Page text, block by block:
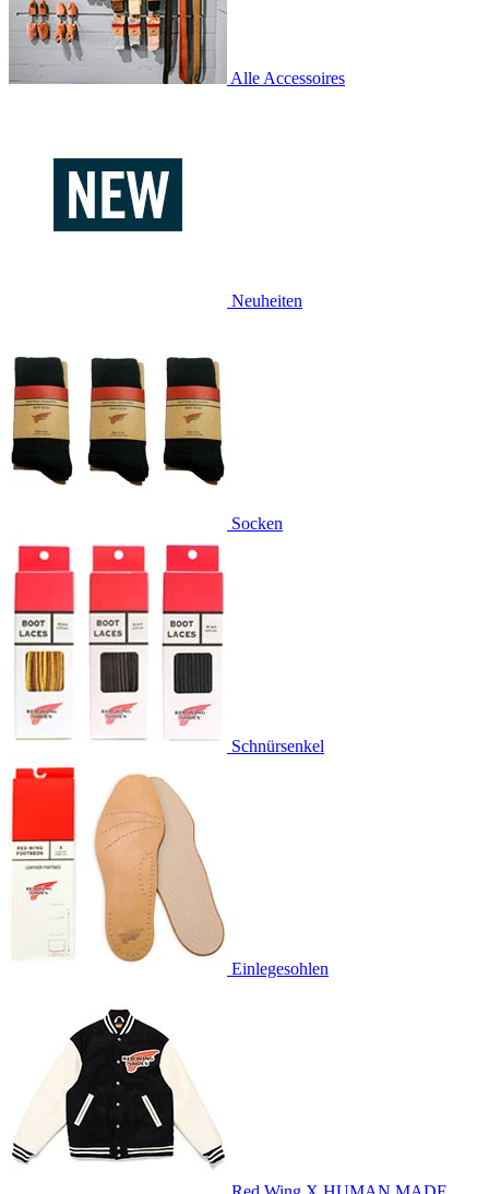
Alle Accessoires
Neuheiten
Socken
Schnürsenkel
Einlegesohlen